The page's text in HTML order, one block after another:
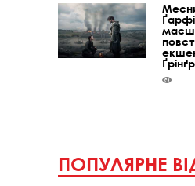
ПОПУЛЯРНЕ